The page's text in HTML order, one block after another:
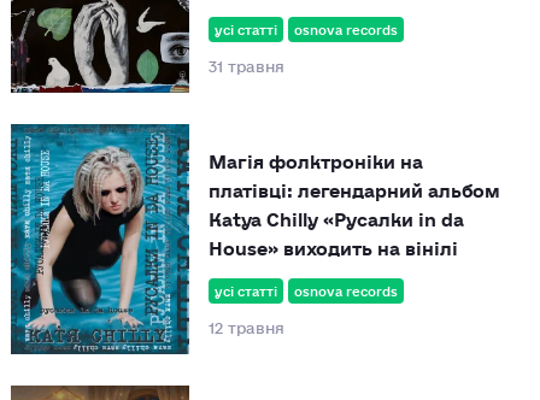
усі статті osnova records
31 травня
усі статті osnova records
12 травня
Магія фолктроніки на
платівці: легендарний альбом
Katya Chilly «Русалки in da
House» виходить на вінілі